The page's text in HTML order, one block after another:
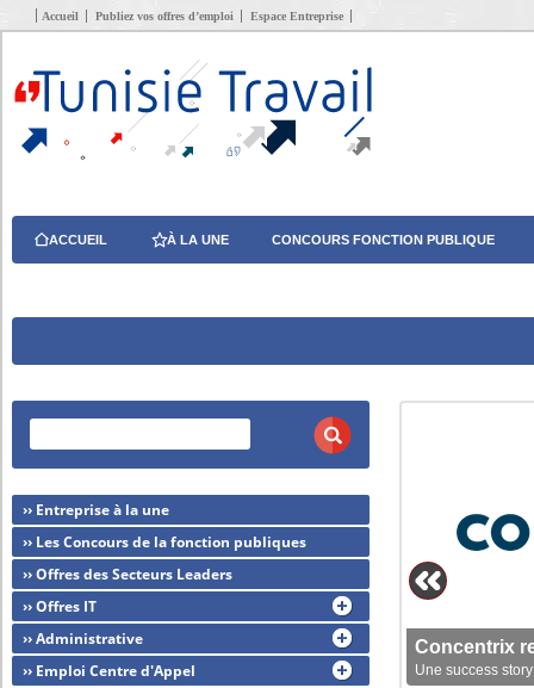
Accueil Publiez vos offres d’emploi Espace Entreprise
ACCUEIL À LA UNE CONCOURS FONCTION PUBLIQUE
Concentrix
Une success
›› Entreprise à la une
›› Les Concours de la fonction publiques
›› Offres des Secteurs Leaders
›› Offres IT
›› Administrative
›› Emploi Centre d'Appel